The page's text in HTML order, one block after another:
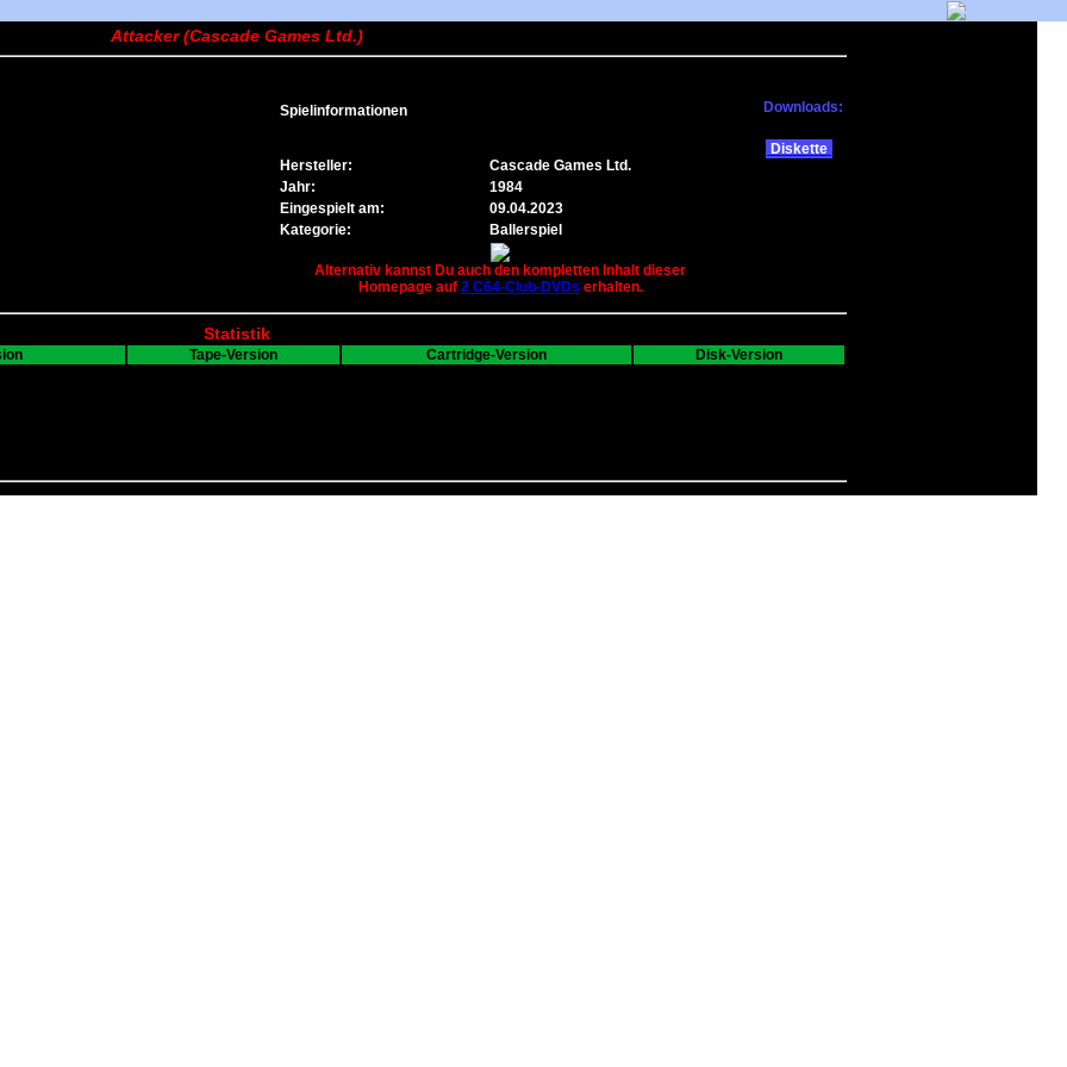
Attacker (Cascade Games Ltd.)
Spielinformationen
Hersteller:
Cascade Games Ltd.
Jahr:
1984
Eingespielt am:
09.04.2023
Kategorie:
Ballerspiel
Alternativ kannst Du auch den kompletten Inhalt dieser
Homepage auf 2 C64-Club-DVDs erhalten.
Downloads:
Diskette
Statistik
Tape-Version Cartridge-Version
Disk-Version